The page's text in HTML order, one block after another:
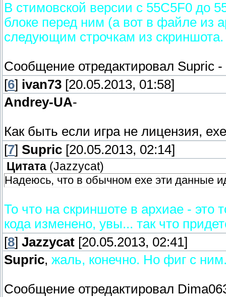
В стимовской версии с 55C5F0 до
блоке перед ним (а вот в файле из
следующим строчкам из скриншота.
Сообщение отредактировал Supric -
[6] ivan73 [20.05.2013, 01:58]
Andrey-UA-
Как быть если игра не лицензия,
[7] Supric [20.05.2013, 02:14]
Цитата (Jazzycat)
Надеюсь, что в обычном exe эти данные
То что на скриншоте в архиае - это
кода изменено, увы... так что
[8] Jazzycat [20.05.2013, 02:41]
Supric, жаль, конечно. Но фиг с
Сообщение отредактировал